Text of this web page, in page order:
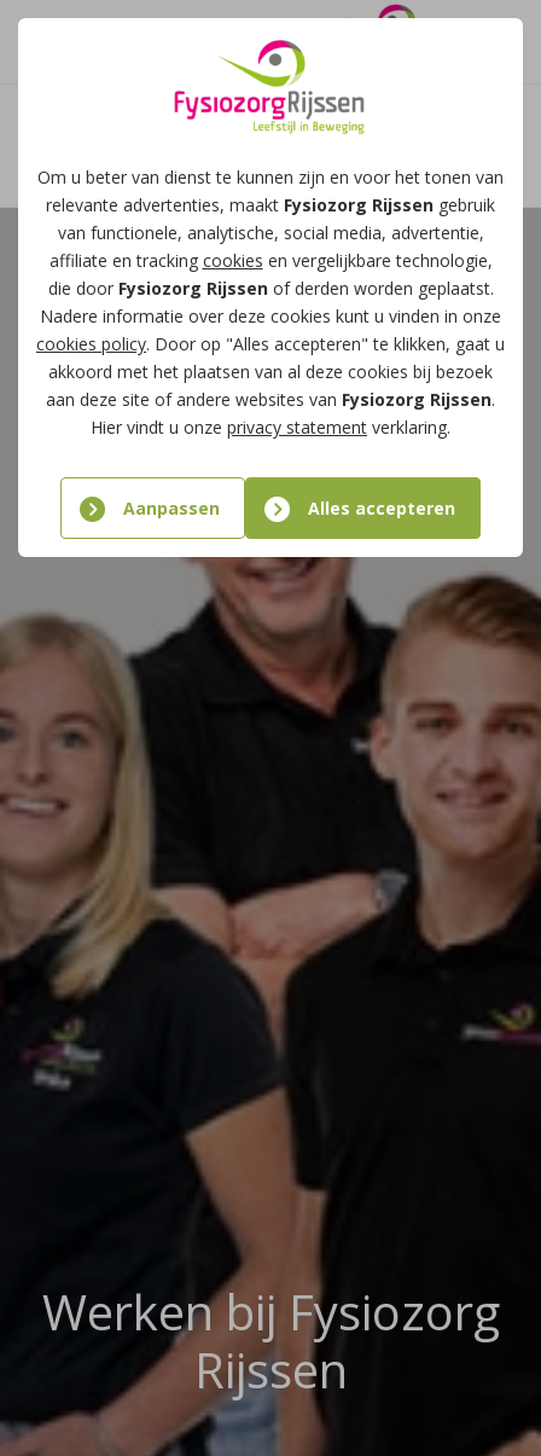
Om u beter van dienst te kunnen zijn en voor het tonen van
relevante advertenties, maakt Fysiozorg Rijssen gebruik
van functionele, analytische, social media, advertentie,
affiliate en tracking cookies en vergelijkbare technologie,
die door Fysiozorg Rijssenof derden worden geplaatst.
Nadere informatie over deze cookies kunt u vinden in onze
cookies policy. Door op "Alles accepteren" te klikken, gaat u
akkoord met het plaatsen van al deze cookies bij bezoek
aan deze site of andere websites van Fysiozorg Rijssen.
Hier vindt u onze privacy statement verklaring.
Aanpassen Alles accepteren
Werken bij Fysiozorg
Rijssen